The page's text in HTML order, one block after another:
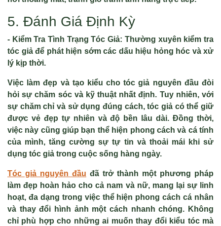
5. Đánh Giá Định Kỳ
- Kiểm Tra Tình Trạng Tóc Giả: Thường xuyên kiểm tra
tóc giả để phát hiện sớm các dấu hiệu hỏng hóc và xử
lý kịp thời.
Việc làm đẹp và tạo kiểu cho tóc giả nguyên đầu đòi
hỏi sự chăm sóc và kỹ thuật nhất định. Tuy nhiên, với
sự chăm chỉ và sử dụng đúng cách, tóc giả có thể giữ
được vẻ đẹp tự nhiên và độ bền lâu dài. Đồng thời,
việc này cũng giúp bạn thể hiện phong cách và cá tính
của mình, tăng cường sự tự tin và thoải mái khi sử
dụng tóc giả trong cuộc sống hàng ngày.
Tóc giả nguyên đầu đã trở thành một phương pháp
làm đẹp hoàn hảo cho cả nam và nữ, mang lại sự linh
hoạt, đa dạng trong việc thể hiện phong cách cá nhân
và thay đổi hình ảnh một cách nhanh chóng. Không
chỉ phù hợp cho những ai muốn thay đổi kiểu tóc mà